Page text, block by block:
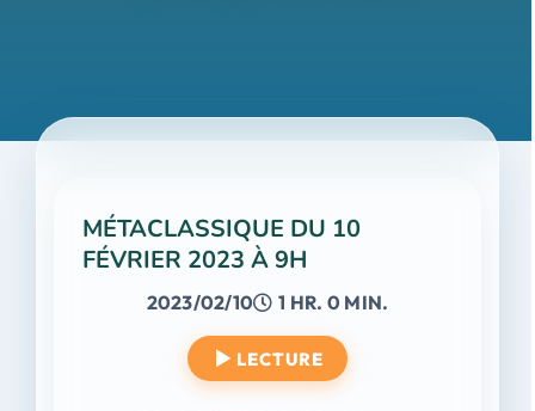
MÉTACLASSIQUE DU 10
FÉVRIER 2023 À 9H
2023/02/10 1 HR. 0 MIN.
LECTURE